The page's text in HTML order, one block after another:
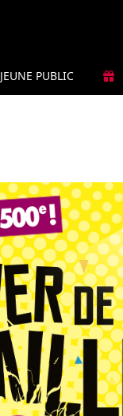
JEUNE PUBLIC